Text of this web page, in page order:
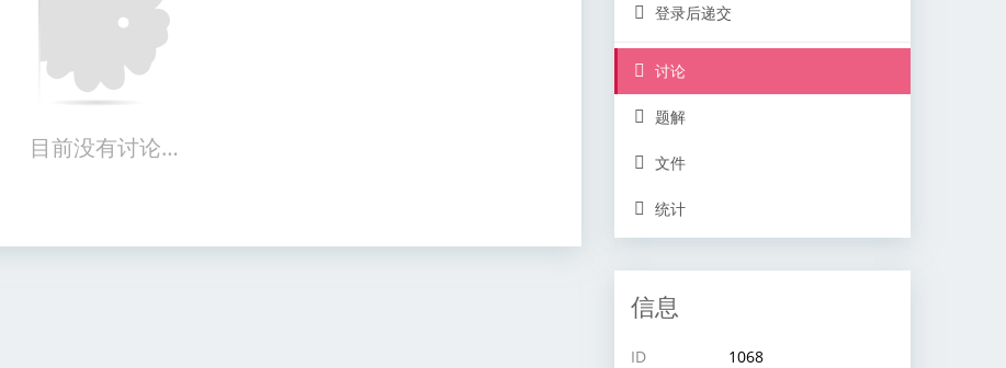
目前没有讨论…
登录后递交
讨论
题解
文件
统计
信息
ID
1068